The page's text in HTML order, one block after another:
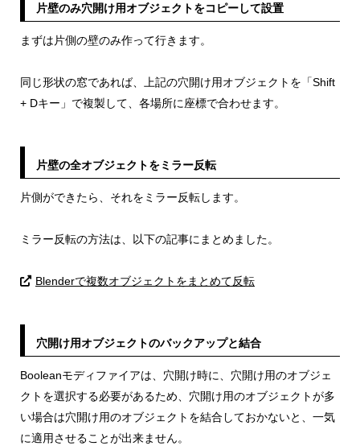
片壁のみ穴開け用オブジェクトをコピーして設置
まずは片側の壁のみ作って行きます。
同じ形状の窓であれば、上記の穴開け用オブジェクトを「Shift
+ Dキー」で複製して、各場所に座標で合わせます。
片壁の全オブジェクトをミラー反転
片側ができたら、それをミラー反転します。
ミラー反転の方法は、以下の記事にまとめました。
Blenderで複数オブジェクトをまとめて反転
穴開け用オブジェクトのバックアップと結合
Booleanモディファイアは、穴開け時に、穴開け用のオブジェ
クトを選択する必要があるため、穴開け用のオブジェクトが多
い場合は穴開け用のオブジェクトを結合しておかないと、一気
に適用させることが出来ません。